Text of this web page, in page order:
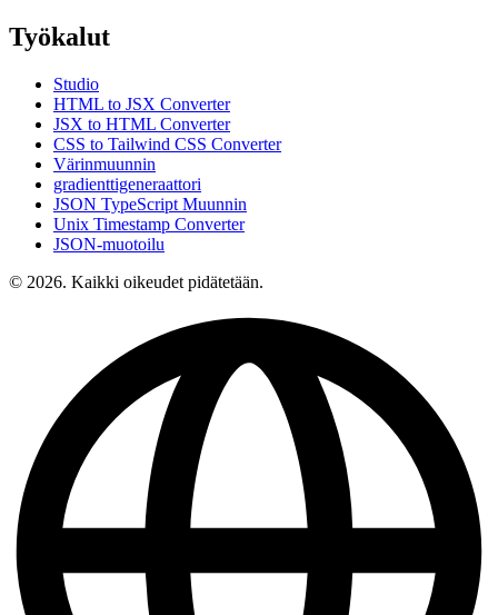
Työkalut
Studio
HTML to JSX Converter
JSX to HTML Converter
CSS to Tailwind CSS Converter
Värinmuunnin
gradienttigeneraattori
JSON TypeScript Muunnin
Unix Timestamp Converter
JSON-muotoilu
© 2026. Kaikki oikeudet pidätetään.